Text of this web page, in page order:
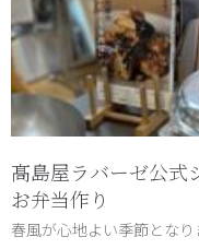
髙島屋ラバーゼ公式
お弁当作り
春風が心地よい季節とな